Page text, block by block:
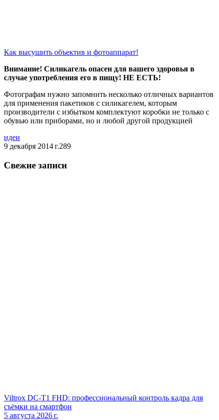
Как высушить объектив и фотоаппарат!
Внимание! Силикагель опасен для вашего здоровья в
случае употребления его в пищу! НЕ ЕСТЬ!
Фотографам нужно запомнить несколько отличных вариантов
для применения пакетиков с силикагелем, которым
производители с избытком комплектуют коробки не только с
обувью или приборами, но и любой другой продукцией
идеи
9 декабря 2014 г.289
Свежие записи
Viltrox DC‑T1 FHD: профессиональный контроль кадра для
съёмки на смартфон
5 августа 2026 г.